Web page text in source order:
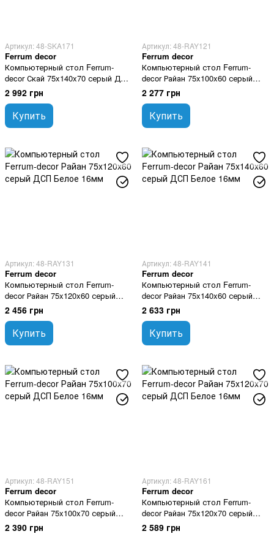
Артикул: 48-SKA171
Ferrum decor
Компьютерный стол Ferrum-
decor Скай 75x140x70 серый ДСП
Белое 16мм
2 992 грн
Купить
Артикул: 48-RAY121
Ferrum decor
Компьютерный стол Ferrum-
decor Райан 75x100x60 серый
ДСП Белое 16мм
2 277 грн
Купить
Артикул: 48-RAY131
Ferrum decor
Компьютерный стол Ferrum-
decor Райан 75x120x60 серый
ДСП Белое 16мм
2 456 грн
Купить
Артикул: 48-RAY141
Ferrum decor
Компьютерный стол Ferrum-
decor Райан 75x140x60 серый
ДСП Белое 16мм
2 633 грн
Купить
Артикул: 48-RAY151
Ferrum decor
Компьютерный стол Ferrum-
decor Райан 75x100x70 серый
ДСП Белое 16мм
2 390 грн
Артикул: 48-RAY161
Ferrum decor
Компьютерный стол Ferrum-
decor Райан 75x120x70 серый
ДСП Белое 16мм
2 589 грн